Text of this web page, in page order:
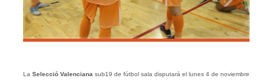
La Selecció Valenciana sub19 de fútbol sala disputará el lunes 4 de noviembre